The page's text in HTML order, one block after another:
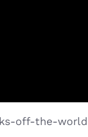
off-the-